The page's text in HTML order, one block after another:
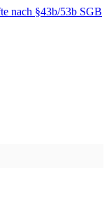
nach §43b/53b SGB